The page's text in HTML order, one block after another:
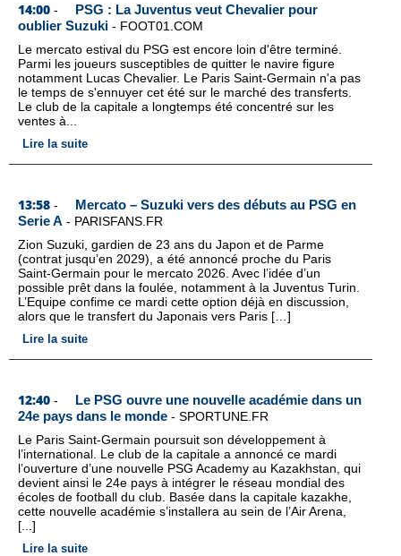
14:00 -
PSG : La Juventus veut Chevalier pour
oublier Suzuki - FOOT01.COM
Le mercato estival du PSG est encore loin d'être terminé.
Parmi les joueurs susceptibles de quitter le navire figure
notamment Lucas Chevalier. Le Paris Saint-Germain n'a pas
le temps de s'ennuyer cet été sur le marché des transferts.
Le club de la capitale a longtemps été concentré sur les
ventes à...
Lire la suite
13:58 -
Mercato – Suzuki vers des débuts au PSG en
Serie A - PARISFANS.FR
Zion Suzuki, gardien de 23 ans du Japon et de Parme
(contrat jusqu’en 2029), a été annoncé proche du Paris
Saint-Germain pour le mercato 2026. Avec l’idée d’un
possible prêt dans la foulée, notamment à la Juventus Turin.
L’Equipe confime ce mardi cette option déjà en discussion,
alors que le transfert du Japonais vers Paris […]
Lire la suite
12:40 -
Le PSG ouvre une nouvelle académie dans un
24e pays dans le monde - SPORTUNE.FR
Le Paris Saint-Germain poursuit son développement à
l’international. Le club de la capitale a annoncé ce mardi
l’ouverture d’une nouvelle PSG Academy au Kazakhstan, qui
devient ainsi le 24e pays à intégrer le réseau mondial des
écoles de football du club. Basée dans la capitale kazakhe,
cette nouvelle académie s’installera au sein de l’Air Arena,
[...]
Lire la suite